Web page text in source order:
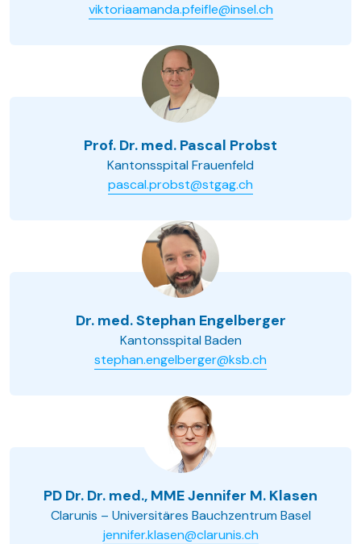
viktoriaamanda.pfeifle@insel.ch
Prof. Dr. med. Pascal Probst
Kantonsspital Frauenfeld
pascal.probst@stgag.ch
Dr. med. Stephan Engelberger
Kantonsspital Baden
stephan.engelberger@ksb.ch
PD Dr. Dr. med., MME Jennifer M. Klasen
Clarunis – Universitäres Bauchzentrum Basel
jennifer.klasen@clarunis.ch